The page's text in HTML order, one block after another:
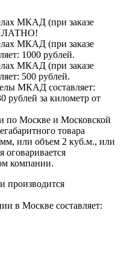
МКАД (при заказе
МКАД (при заказе
1000 рублей.
МКАД (при заказе
500 рублей.
МКАД составляет:
за километр от
по Москве и Московской
товара
или объем 2 куб.м., или
оговаривается
компании.
производится
в Москве составляет: